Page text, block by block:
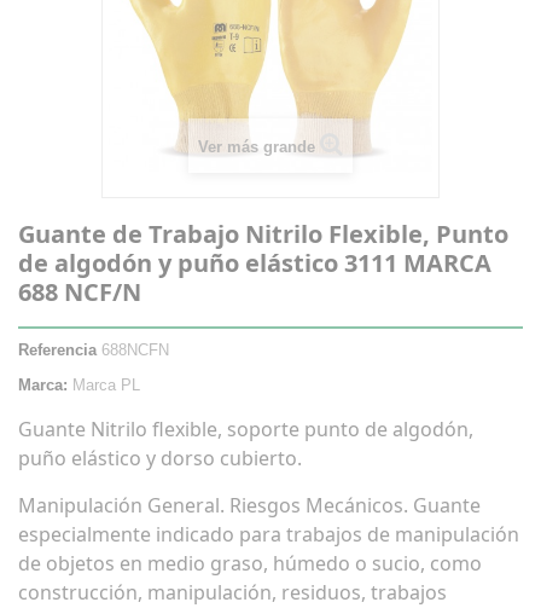
Ver más grande
Guante de Trabajo Nitrilo Flexible, Punto
de algodón y puño elástico 3111 MARCA
688 NCF/N
Referencia 688NCFN
Marca: Marca PL
Guante Nitrilo flexible, soporte punto de algodón,
puño elástico y dorso cubierto.
Manipulación General. Riesgos Mecánicos. Guante
especialmente indicado para trabajos de manipulación
de objetos en medio graso, húmedo o sucio, como
construcción, manipulación, residuos, trabajos